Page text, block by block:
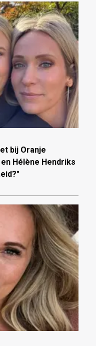
bij Oranje
Hélène Hendriks